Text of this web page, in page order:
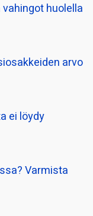
huolella
arvo
ei löydy
Varmista